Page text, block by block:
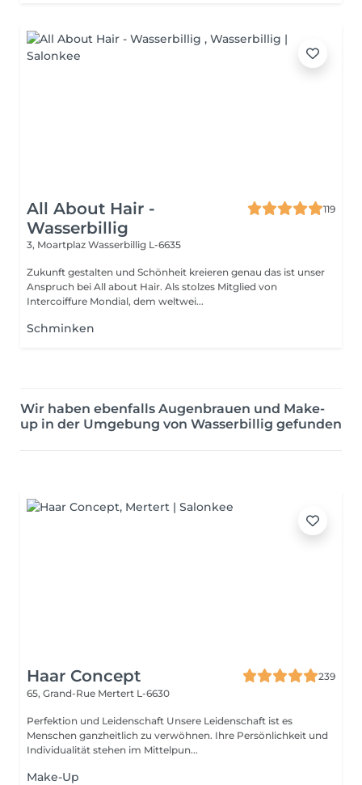
All About Hair -
Wasserbillig
119
3, Moartplaz Wasserbillig L-6635
Zukunft gestalten und Schönheit kreieren genau das ist unser
Anspruch bei All about Hair. Als stolzes Mitglied von
Intercoiffure Mondial, dem weltwei...
Schminken
Wir haben ebenfalls Augenbrauen und Make-
up in der Umgebung von Wasserbillig gefunden
Haar Concept
239
65, Grand-Rue Mertert L-6630
Perfektion und Leidenschaft Unsere Leidenschaft ist es
Menschen ganzheitlich zu verwöhnen. Ihre Persönlichkeit und
Individualität stehen im Mittelpun...
Make-Up